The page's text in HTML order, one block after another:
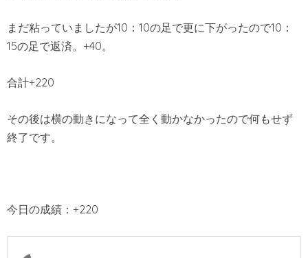
まだ粘っていましたが10：10の足で更に下がったので10：
15の足で返済。+40。
合計+220
その後は横の動きになって全く動かなかったので何もせず
終了です。
今日の成績：+220